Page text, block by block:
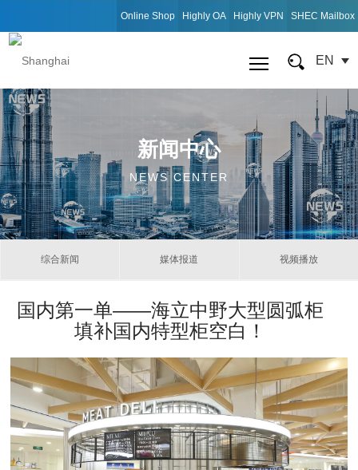
Online Shop Highly OA Highly VPN SHEC Mailbox
EN
新闻中心
NEWS CENTER
综合新闻 媒体报道 视频播放
国内第一单——海立中野大型圆弧柜
填补国内特型柜空白！